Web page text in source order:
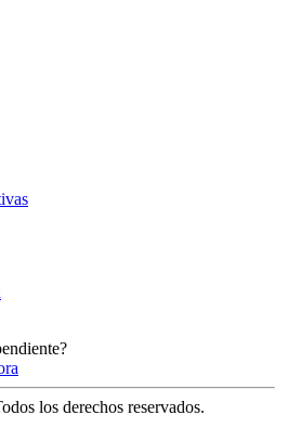
los derechos reservados.